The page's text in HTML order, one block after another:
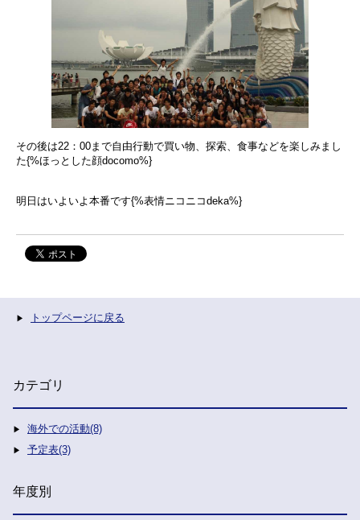
その後は22：00まで自由行動で買い物、探索、食事などを楽しみまし
た{%ほっとした顔docomo%}
明日はいよいよ本番です{%表情ニコニコdeka%}
トップページに戻る
カテゴリ
海外での活動(8)
予定表(3)
年度別